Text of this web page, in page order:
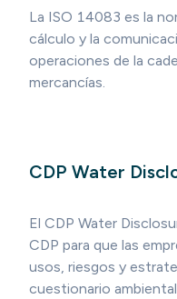
La ISO 14083 es la
cálculo y la
operaciones de la
mercancías.
CDP Water
El CDP Water
CDP para que las
usos, riesgos y
cuestionario